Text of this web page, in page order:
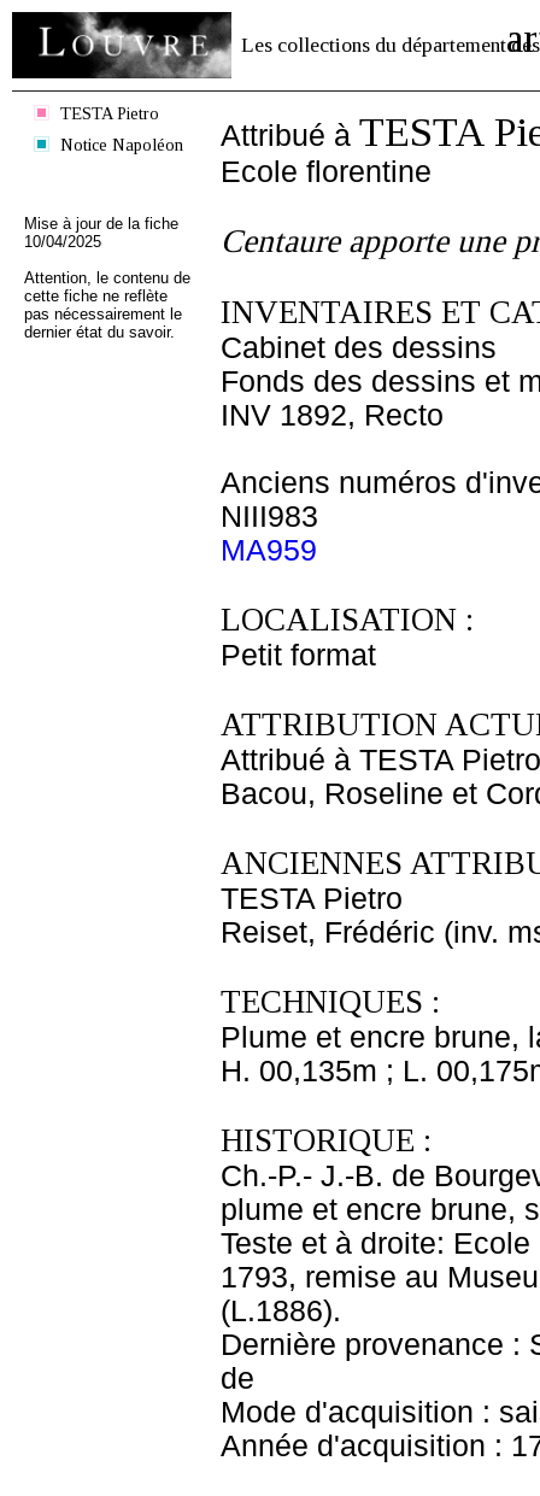
Les collections du département des
TESTA Pietro
Notice Napoléon
Mise à jour de la fiche
10/04/2025
Attention, le contenu de
cette fiche ne reflète
pas nécessairement le
dernier état du savoir.
Attribué à TESTA
Ecole florentine
Centaure apporte une
INVENTAIRES ET
Cabinet des dessins
Fonds des dessins et
INV 1892, Recto
Anciens numéros
NIII983
MA959
LOCALISATION :
Petit format
ATTRIBUTION
Attribué à TESTA Pietro
Bacou, Roseline et
ANCIENNES
TESTA Pietro
Reiset, Frédéric (inv.
TECHNIQUES :
Plume et encre brune,
H. 00,135m ; L.
HISTORIQUE :
Ch.-P.- J.-B. de
plume et encre brune,
Teste et à droite:
1793, remise au
(L.1886).
Dernière provenance :
de
Mode d'acquisition :
Année d'acquisition :